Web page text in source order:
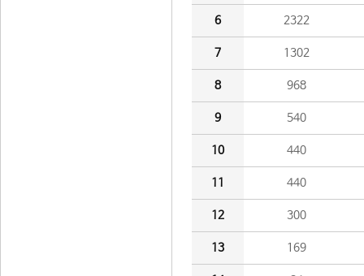
6 2322
7 1302
8 968
9 540
10 440
11 440
12 300
13 169